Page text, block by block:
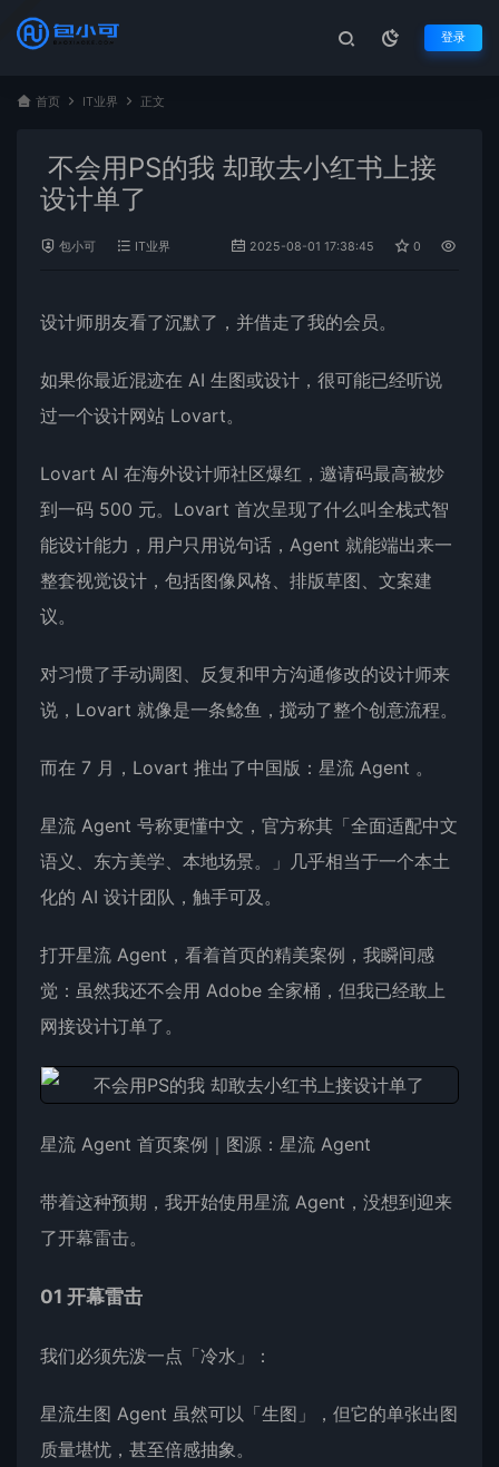
登录
首页 IT业界 正文
不会用PS的我 却敢去小红书上接
设计单了
包小可 IT业界 2025-08-01 17:38:45 0
设计师朋友看了沉默了，并借走了我的会员。
如果你最近混迹在 AI 生图或设计，很可能已经听说
过一个设计网站 Lovart。
Lovart AI 在海外设计师社区爆红，邀请码最高被炒
到一码 500 元。Lovart 首次呈现了什么叫全栈式智
能设计能力，用户只用说句话，Agent 就能端出来一
整套视觉设计，包括图像风格、排版草图、文案建
议。
对习惯了手动调图、反复和甲方沟通修改的设计师来
说，Lovart 就像是一条鲶鱼，搅动了整个创意流程。
而在 7 月，Lovart 推出了中国版：星流 Agent 。
星流 Agent 号称更懂中文，官方称其「全面适配中文
语义、东方美学、本地场景。」几乎相当于一个本土
化的 AI 设计团队，触手可及。
打开星流 Agent，看着首页的精美案例，我瞬间感
觉：虽然我还不会用 Adobe 全家桶，但我已经敢上
网接设计订单了。
星流 Agent 首页案例｜图源：星流 Agent
带着这种预期，我开始使用星流 Agent，没想到迎来
了开幕雷击。
01 开幕雷击
我们必须先泼一点「冷水」：
星流生图 Agent 虽然可以「生图」，但它的单张出图
质量堪忧，甚至倍感抽象。